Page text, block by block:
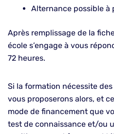
Alternance possible à
Après remplissage de la
école s’engage à vous
72 heures.
Si la formation nécessite
vous proposerons alors, et
mode de financement que
test de connaissance et/ou